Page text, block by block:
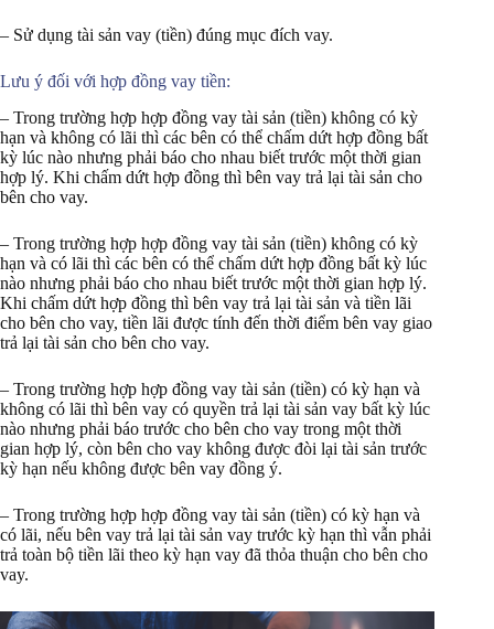
– Sử dụng tài sản vay (tiền) đúng mục đích vay.
Lưu ý đối với hợp đồng vay tiền:
– Trong trường hợp hợp đồng vay tài sản (tiền) không có kỳ
hạn và không có lãi thì các bên có thể chấm dứt hợp đồng bất
kỳ lúc nào nhưng phải báo cho nhau biết trước một thời gian
hợp lý. Khi chấm dứt hợp đồng thì bên vay trả lại tài sản cho
bên cho vay.
– Trong trường hợp hợp đồng vay tài sản (tiền) không có kỳ
hạn và có lãi thì các bên có thể chấm dứt hợp đồng bất kỳ lúc
nào nhưng phải báo cho nhau biết trước một thời gian hợp lý.
Khi chấm dứt hợp đồng thì bên vay trả lại tài sản và tiền lãi
cho bên cho vay, tiền lãi được tính đến thời điểm bên vay giao
trả lại tài sản cho bên cho vay.
– Trong trường hợp hợp đồng vay tài sản (tiền) có kỳ hạn và
không có lãi thì bên vay có quyền trả lại tài sản vay bất kỳ lúc
nào nhưng phải báo trước cho bên cho vay trong một thời
gian hợp lý, còn bên cho vay không được đòi lại tài sản trước
kỳ hạn nếu không được bên vay đồng ý.
– Trong trường hợp hợp đồng vay tài sản (tiền) có kỳ hạn và
có lãi, nếu bên vay trả lại tài sản vay trước kỳ hạn thì vẫn phải
trả toàn bộ tiền lãi theo kỳ hạn vay đã thỏa thuận cho bên cho
vay.